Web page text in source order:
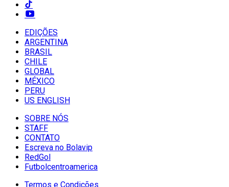
EDIÇÕES
ARGENTINA
BRASIL
CHILE
GLOBAL
MÉXICO
PERU
US ENGLISH
SOBRE NÓS
STAFF
CONTATO
Escreva no Bolavip
RedGol
Futbolcentroamerica
Termos e Condições